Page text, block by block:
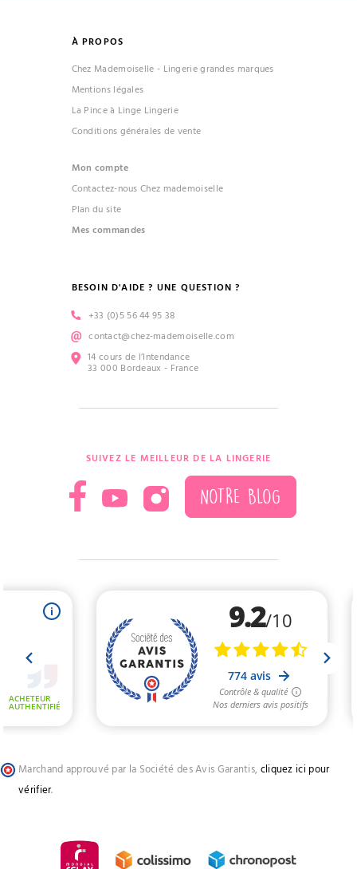
À PROPOS
Chez Mademoiselle - Lingerie grandes marques
Mentions légales
La Pince à Linge Lingerie
Conditions générales de vente
Mon compte
Contactez-nous Chez mademoiselle
Plan du site
Mes commandes
BESOIN D'AIDE ? UNE QUESTION ?
+33 (0)5 56 44 95 38
contact@chez-mademoiselle.com
14 cours de l’Intendance
33 000 Bordeaux - France
SUIVEZ LE MEILLEUR DE LA LINGERIE
NOTRE BLOG
Marchand approuvé par la Société des Avis Garantis, cliquez ici pour
vérifier.